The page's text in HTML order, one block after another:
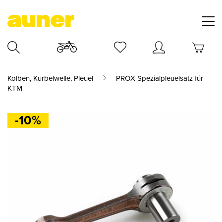
Kolben, Kurbelwelle, Pleuel
PROX Spezialpleuelsatz für
KTM
-10%